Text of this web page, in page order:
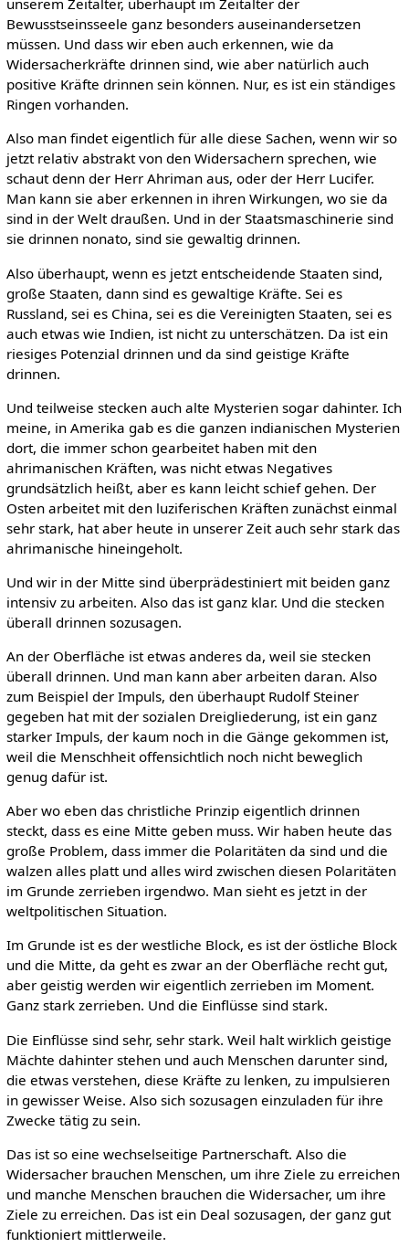
unserem Zeitalter, überhaupt im Zeitalter der
Bewusstseinsseele ganz besonders auseinandersetzen
müssen. Und dass wir eben auch erkennen, wie da
Widersacherkräfte drinnen sind, wie aber natürlich auch
positive Kräfte drinnen sein können. Nur, es ist ein ständiges
Ringen vorhanden.
Also man findet eigentlich für alle diese Sachen, wenn wir so
jetzt relativ abstrakt von den Widersachern sprechen, wie
schaut denn der Herr Ahriman aus, oder der Herr Lucifer.
Man kann sie aber erkennen in ihren Wirkungen, wo sie da
sind in der Welt draußen. Und in der Staatsmaschinerie sind
sie drinnen nonato, sind sie gewaltig drinnen.
Also überhaupt, wenn es jetzt entscheidende Staaten sind,
große Staaten, dann sind es gewaltige Kräfte. Sei es
Russland, sei es China, sei es die Vereinigten Staaten, sei es
auch etwas wie Indien, ist nicht zu unterschätzen. Da ist ein
riesiges Potenzial drinnen und da sind geistige Kräfte
drinnen.
Und teilweise stecken auch alte Mysterien sogar dahinter. Ich
meine, in Amerika gab es die ganzen indianischen Mysterien
dort, die immer schon gearbeitet haben mit den
ahrimanischen Kräften, was nicht etwas Negatives
grundsätzlich heißt, aber es kann leicht schief gehen. Der
Osten arbeitet mit den luziferischen Kräften zunächst einmal
sehr stark, hat aber heute in unserer Zeit auch sehr stark das
ahrimanische hineingeholt.
Und wir in der Mitte sind überprädestiniert mit beiden ganz
intensiv zu arbeiten. Also das ist ganz klar. Und die stecken
überall drinnen sozusagen.
An der Oberfläche ist etwas anderes da, weil sie stecken
überall drinnen. Und man kann aber arbeiten daran. Also
zum Beispiel der Impuls, den überhaupt Rudolf Steiner
gegeben hat mit der sozialen Dreigliederung, ist ein ganz
starker Impuls, der kaum noch in die Gänge gekommen ist,
weil die Menschheit offensichtlich noch nicht beweglich
genug dafür ist.
Aber wo eben das christliche Prinzip eigentlich drinnen
steckt, dass es eine Mitte geben muss. Wir haben heute das
große Problem, dass immer die Polaritäten da sind und die
walzen alles platt und alles wird zwischen diesen Polaritäten
im Grunde zerrieben irgendwo. Man sieht es jetzt in der
weltpolitischen Situation.
Im Grunde ist es der westliche Block, es ist der östliche Block
und die Mitte, da geht es zwar an der Oberfläche recht gut,
aber geistig werden wir eigentlich zerrieben im Moment.
Ganz stark zerrieben. Und die Einflüsse sind stark.
Die Einflüsse sind sehr, sehr stark. Weil halt wirklich geistige
Mächte dahinter stehen und auch Menschen darunter sind,
die etwas verstehen, diese Kräfte zu lenken, zu impulsieren
in gewisser Weise. Also sich sozusagen einzuladen für ihre
Zwecke tätig zu sein.
Das ist so eine wechselseitige Partnerschaft. Also die
Widersacher brauchen Menschen, um ihre Ziele zu erreichen
und manche Menschen brauchen die Widersacher, um ihre
Ziele zu erreichen. Das ist ein Deal sozusagen, der ganz gut
funktioniert mittlerweile.